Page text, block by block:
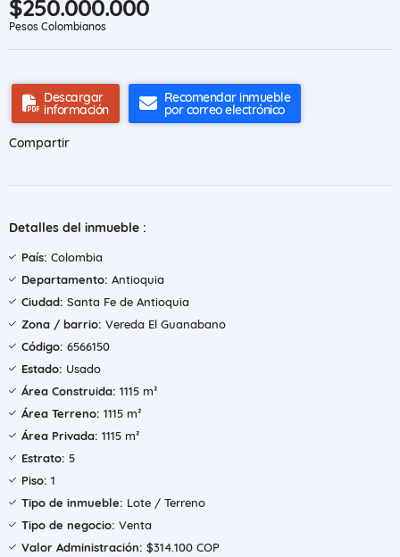
$250.000.000
Pesos Colombianos
Descargar
información
Recomendar inmueble
por correo electrónico
Compartir
Detalles del inmueble :
País: Colombia
Departamento: Antioquia
Ciudad: Santa Fe de Antioquia
Zona / barrio: Vereda El Guanabano
Código: 6566150
Estado: Usado
Área Construida: 1115 m²
Área Terreno: 1115 m²
Área Privada: 1115 m²
Estrato: 5
Piso: 1
Tipo de inmueble: Lote / Terreno
Tipo de negocio: Venta
Valor Administración: $314.100 COP